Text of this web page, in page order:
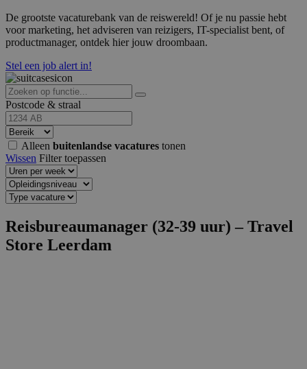
De grootste vacaturebank van de reiswereld! Of je nu passie hebt
voor marketing, het adviseren van reizigers, IT-specialist bent, of
productmanager, ontdek hier jouw droombaan.
Stel een job alert in!
Postcode & straal
Alleen buitenlandse vacatures tonen
Wissen Filter toepassen
Reisbureaumanager (32-39 uur) – Travel
Store Leerdam